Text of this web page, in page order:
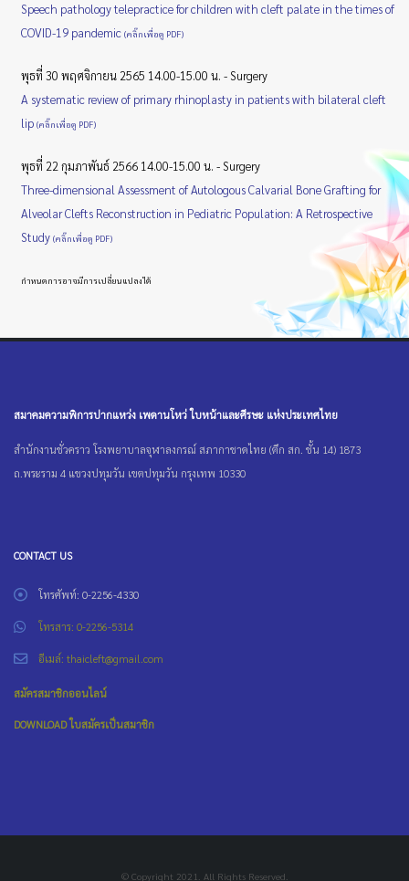
Speech pathology telepractice for children with cleft palate in the times of
COVID-19 pandemic (คลิ๊กเพื่อดู PDF)
พุธที่ 30 พฤศจิกายน 2565 14.00-15.00 น. - Surgery
A systematic review of primary rhinoplasty in patients with bilateral cleft
lip (คลิ๊กเพื่อดู PDF)
พุธที่ 22 กุมภาพันธ์ 2566 14.00-15.00 น. - Surgery
Three-dimensional Assessment of Autologous Calvarial Bone Grafting for
Alveolar Clefts Reconstruction in Pediatric Population: A Retrospective
Study (คลิ๊กเพื่อดู PDF)
กำหนดการอาจมีการเปลี่ยนแปลงได้
สมาคมความพิการปากแหว่ง เพดานโหว่ ใบหน้าและศีรษะ แห่งประเทศไทย
สำนักงานชั่วคราว โรงพยาบาลจุฬาลงกรณ์ สภากาชาดไทย (ตึก สก. ชั้น 14) 1873
ถ.พระราม 4 แขวงปทุมวัน เขตปทุมวัน กรุงเทพ 10330
CONTACT US
โทรศัพท์: 0-2256-4330
โทรสาร: 0-2256-5314
อีเมล์: thaicleft@gmail.com
สมัครสมาชิกออนไลน์
DOWNLOAD ใบสมัครเป็นสมาชิก
© Copyright 2021. All Rights Reserved.